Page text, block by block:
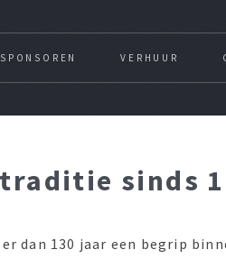
SPONSOREN VERHUUR
sinds
dan 130 jaar een begrip